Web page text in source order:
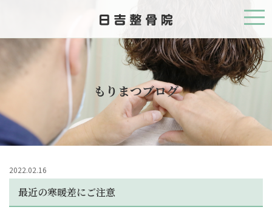
もりまつブログ
2022.02.16
最近の寒暖差にご注意